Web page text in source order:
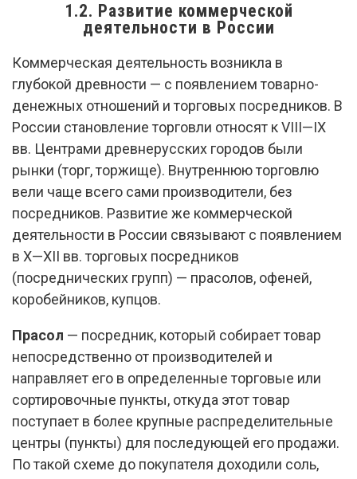
1.2. Развитие коммерческой
деятельности в России
Коммерческая деятельность возникла в
глубокой древности — с появлением товарно-
денежных отношений и торговых посредников. В
России становление торговли относят к VIII—IX
вв. Центрами древнерусских городов были
рынки (торг, торжище). Внутреннюю торговлю
вели чаще всего сами производители, без
посредников. Развитие же коммерческой
деятельности в России связывают с появлением
в X—XII вв. торговых посредников
(посреднических групп) — прасолов, офеней,
коробейников, купцов.
Прасол — посредник, который собирает товар
непосредственно от производителей и
направляет его в определенные торговые или
сортировочные пункты, откуда этот товар
поступает в более крупные распределительные
центры (пункты) для последующей его продажи.
По такой схеме до покупателя доходили соль,